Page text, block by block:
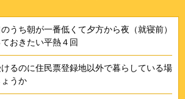
うち朝が一番低くて夕方から夜（就寝前）
おきたい平熱４回
るのに住民票登録地以外で暮らしている場
うか